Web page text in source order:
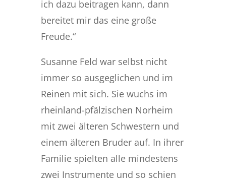
ich dazu beitragen kann, dann
bereitet mir das eine große
Freude.“
Susanne Feld war selbst nicht
immer so ausgeglichen und im
Reinen mit sich. Sie wuchs im
rheinland-pfälzischen Norheim
mit zwei älteren Schwestern und
einem älteren Bruder auf. In ihrer
Familie spielten alle mindestens
zwei Instrumente und so schien